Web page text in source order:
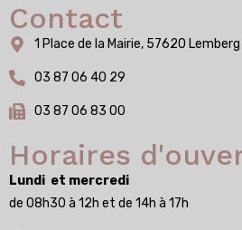
Contact
1 Place de la Mairie, 57620 Lemberg
03 87 06 40 29
03 87 06 83 00
Horaires
Lundi et mercredi
de 08h30 à 12h et de 14h à 17h